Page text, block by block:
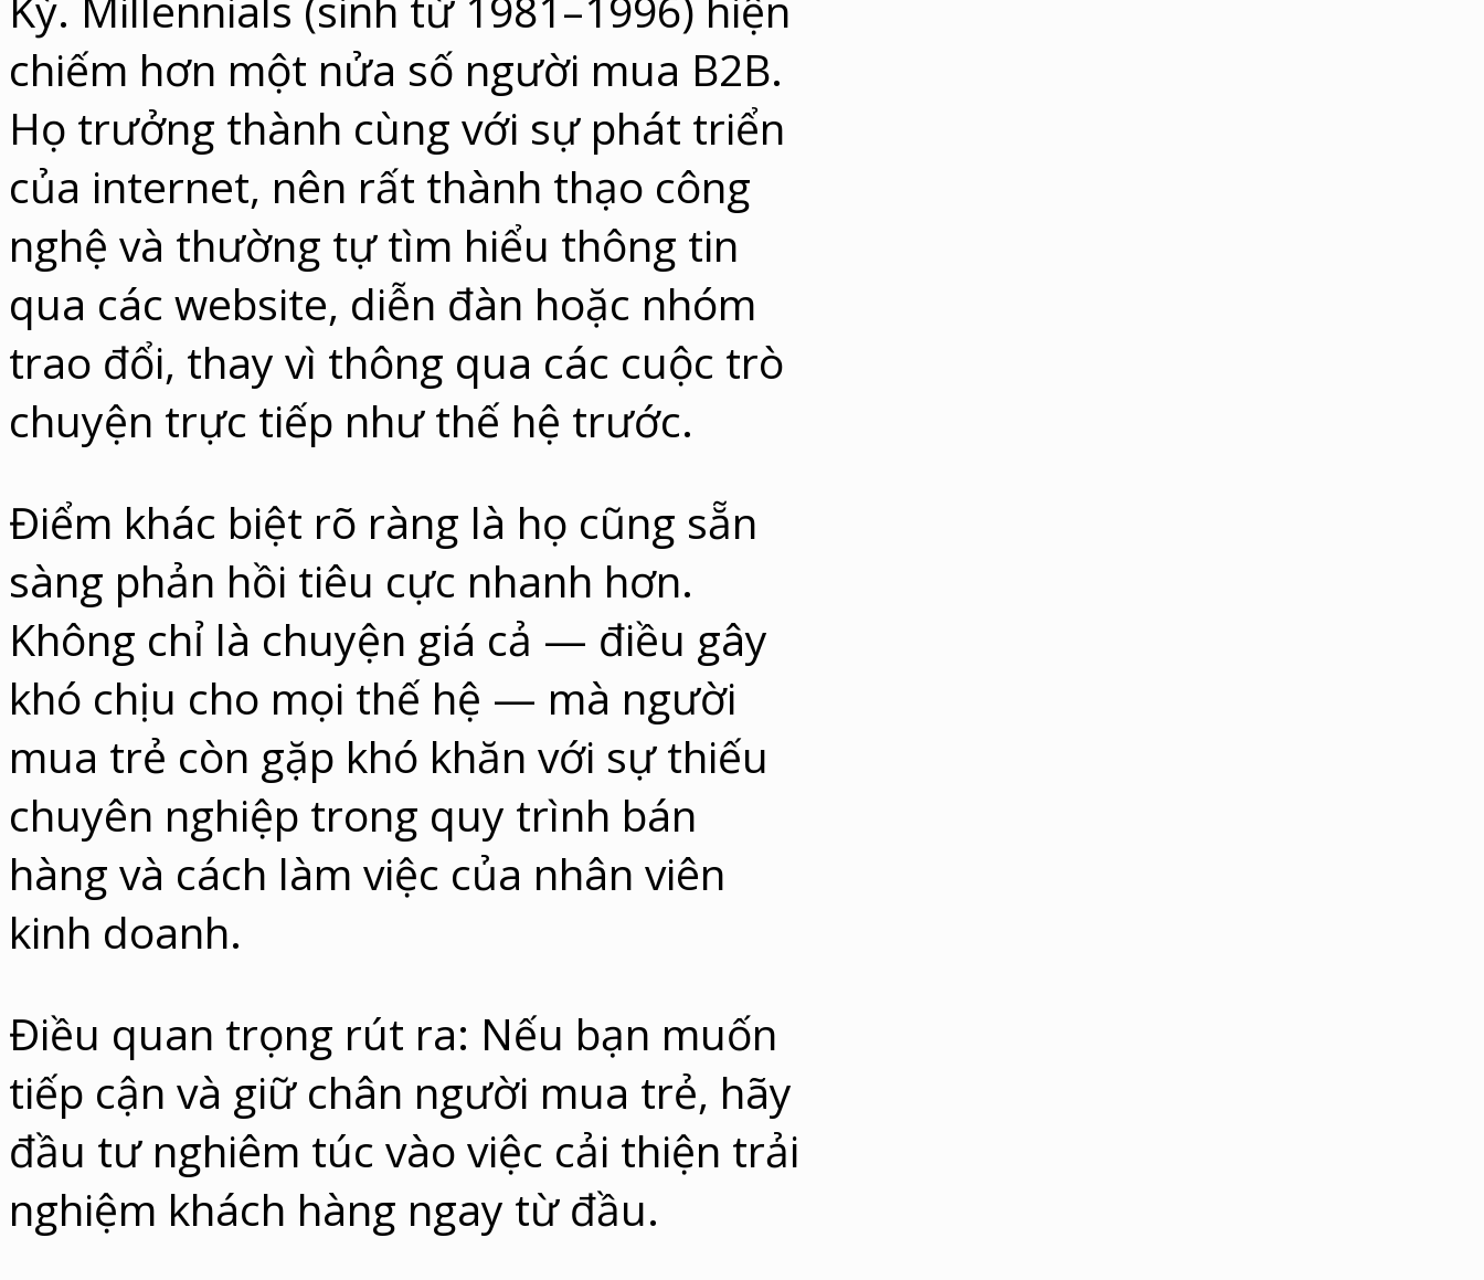
chiếm hơn một nửa số người mua B2B.
Họ trưởng thành cùng với sự phát triển
của internet, nên rất thành thạo công
nghệ và thường tự tìm hiểu thông tin
qua các website, diễn đàn hoặc nhóm
trao đổi, thay vì thông qua các cuộc trò
chuyện trực tiếp như thế hệ trước.
Điểm khác biệt rõ ràng là họ cũng sẵn
sàng phản hồi tiêu cực nhanh hơn.
Không chỉ là chuyện giá cả — điều gây
khó chịu cho mọi thế hệ — mà người
mua trẻ còn gặp khó khăn với sự thiếu
chuyên nghiệp trong quy trình bán
hàng và cách làm việc của nhân viên
kinh doanh.
Điều quan trọng rút ra: Nếu bạn muốn
tiếp cận và giữ chân người mua trẻ, hãy
đầu tư nghiêm túc vào việc cải thiện trải
nghiệm khách hàng ngay từ đầu.